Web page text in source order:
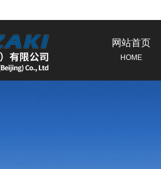
网站首页
HOME